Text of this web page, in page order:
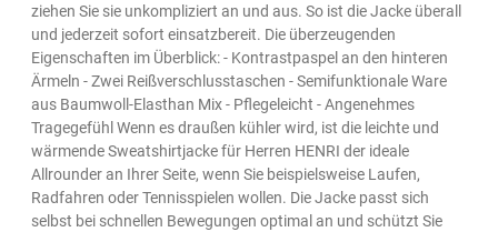
ziehen Sie sie unkompliziert an und aus. So ist die Jacke überall
und jederzeit sofort einsatzbereit. Die überzeugenden
Eigenschaften im Überblick: - Kontrastpaspel an den hinteren
Ärmeln - Zwei Reißverschlusstaschen - Semifunktionale Ware
aus Baumwoll-Elasthan Mix - Pflegeleicht - Angenehmes
Tragegefühl Wenn es draußen kühler wird, ist die leichte und
wärmende Sweatshirtjacke für Herren HENRI der ideale
Allrounder an Ihrer Seite, wenn Sie beispielsweise Laufen,
Radfahren oder Tennisspielen wollen. Die Jacke passt sich
selbst bei schnellen Bewegungen optimal an und schützt Sie